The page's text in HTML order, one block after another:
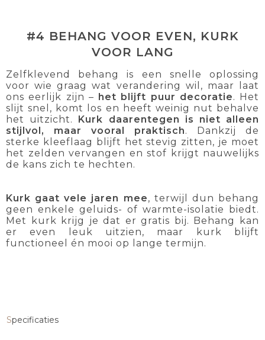
#4 BEHANG VOOR EVEN, KURK
VOOR LANG
Zelfklevend behang is een snelle oplossing
voor wie graag wat verandering wil, maar laat
ons eerlijk zijn – het blijft puur decoratie. Het
slijt snel, komt los en heeft weinig nut behalve
het uitzicht. Kurk daarentegen
is niet alleen
stijlvol, maar vooral praktisch. Dankzij de
sterke kleeflaag blijft het stevig zitten, je moet
het zelden vervangen en stof krijgt nauwelijks
de kans zich te hechten.
Kurk gaat vele jaren mee, terwijl dun behang
geen enkele geluids- of warmte-isolatie biedt.
Met kurk krijg je dat er gratis bij. Behang kan
er even leuk uitzien, maar kurk blijft
functioneel én mooi op lange termijn.
Specificaties